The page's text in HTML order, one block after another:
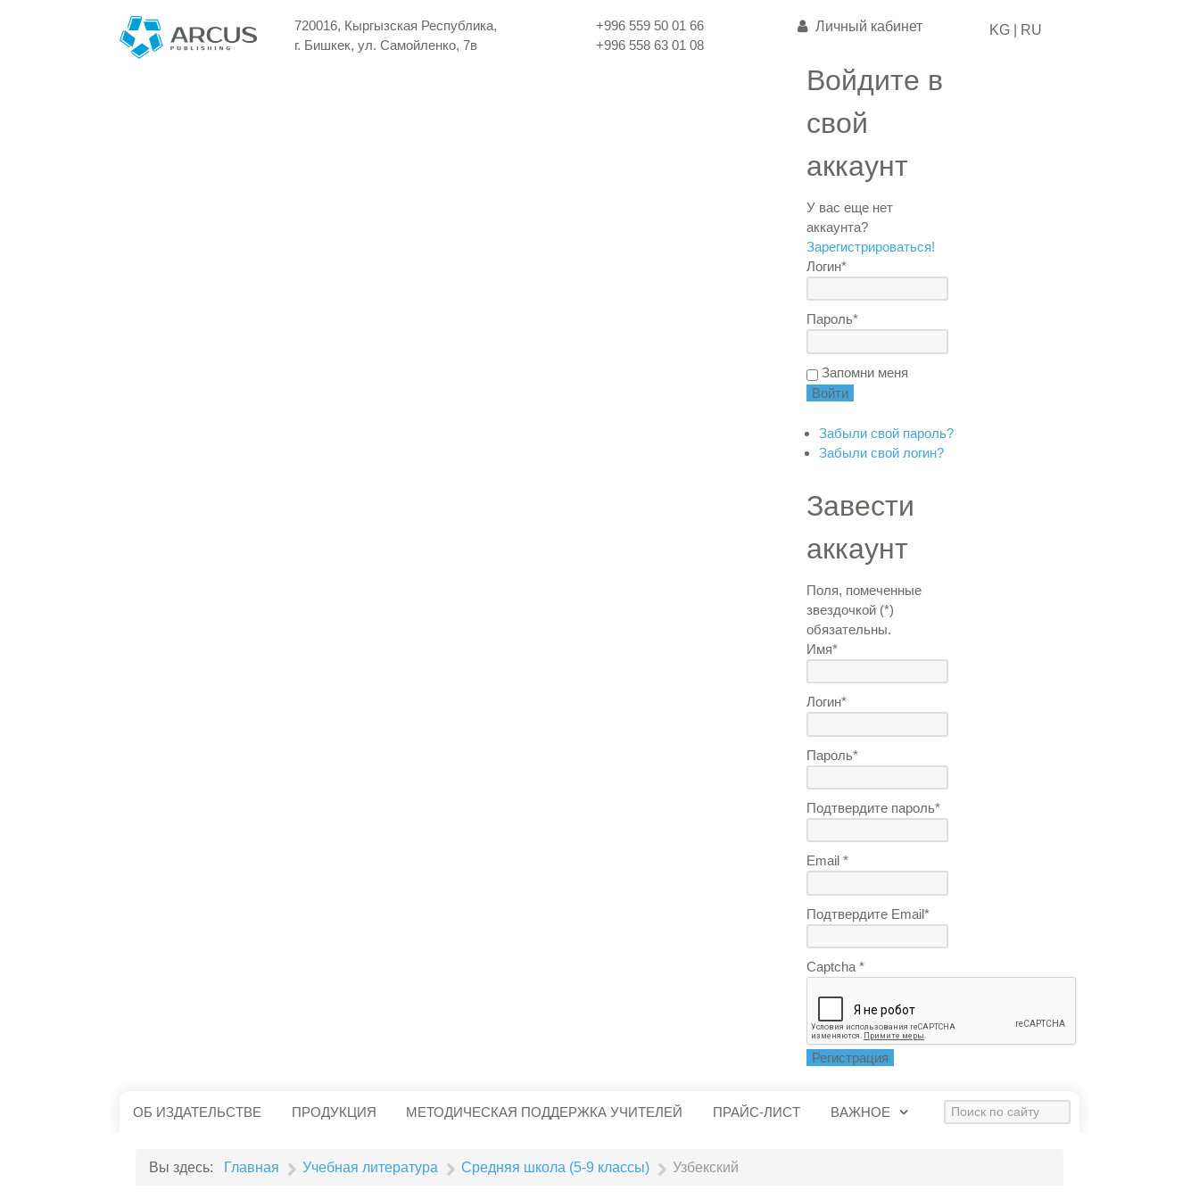
720016, Кыргызская Республика,
г. Бишкек, ул. Самойленко, 7в
+996 559 50 01 66
+996 558 63 01 08
Личный кабинет
Войдите в
свой
аккаунт
У вас еще нет
аккаунта?
Зарегистрироваться!
Логин*
Пароль*
Запомни меня
Забыли свой пароль?
Забыли свой логин?
Завести
аккаунт
Поля, помеченные
звездочкой (*)
обязательны.
Имя*
Логин*
Пароль*
Подтвердите пароль*
Email *
Подтвердите Email*
Captcha *
Регистрация
KG | RU
ОБ ИЗДАТЕЛЬСТВЕ ПРОДУКЦИЯ МЕТОДИЧЕСКАЯ ПОДДЕРЖКА УЧИТЕЛЕЙ ПРАЙС-ЛИСТ ВАЖНОЕ Искать...
Вы здесь: Главная Учебная литература Средняя школа (5-9 классы) Узбекский